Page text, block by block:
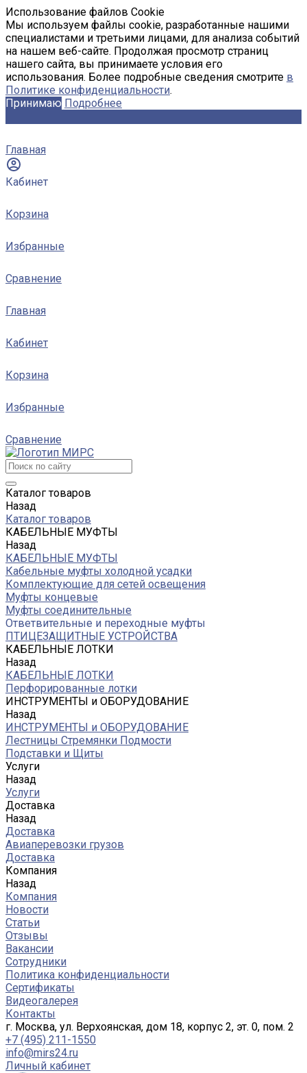
Использование файлов Cookie
Мы используем файлы cookie, разработанные нашими
специалистами и третьими лицами, для анализа событий
на нашем веб-сайте. Продолжая просмотр страниц
нашего сайта, вы принимаете условия его
использования. Более подробные сведения смотрите в
Политике конфиденциальности.
Принимаю Подробнее
Главная
Кабинет
Корзина
Избранные
Сравнение
Главная
Кабинет
Корзина
Избранные
Сравнение
Каталог товаров
Назад
Каталог товаров
КАБЕЛЬНЫЕ МУФТЫ
Назад
КАБЕЛЬНЫЕ МУФТЫ
Кабельные муфты холодной усадки
Комплектующие для сетей освещения
Муфты концевые
Муфты соединительные
Ответвительные и переходные муфты
ПТИЦЕЗАЩИТНЫЕ УСТРОЙСТВА
КАБЕЛЬНЫЕ ЛОТКИ
Назад
КАБЕЛЬНЫЕ ЛОТКИ
Перфорированные лотки
ИНСТРУМЕНТЫ и ОБОРУДОВАНИЕ
Назад
ИНСТРУМЕНТЫ и ОБОРУДОВАНИЕ
Лестницы Стремянки Подмости
Подставки и Щиты
Услуги
Назад
Услуги
Доставка
Назад
Доставка
Авиаперевозки грузов
Доставка
Компания
Назад
Компания
Новости
Статьи
Отзывы
Вакансии
Сотрудники
Политика конфиденциальности
Сертификаты
Видеогалерея
Контакты
г. Москва, ул. Верхоянская, дом 18, корпус 2, эт. 0, пом. 2
+7 (495) 211-1550
info@mirs24.ru
Личный кабинет